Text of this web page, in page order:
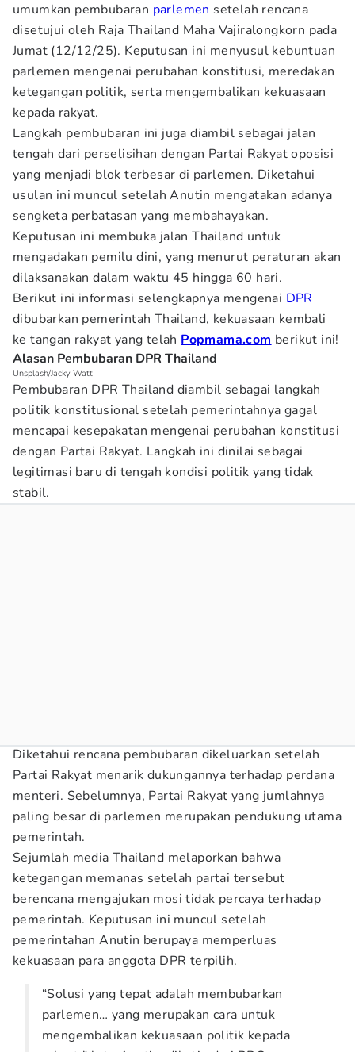
umumkan pembubaran parlemen setelah rencana
disetujui oleh Raja Thailand Maha Vajiralongkorn pada
Jumat (12/12/25). Keputusan ini menyusul kebuntuan
parlemen mengenai perubahan konstitusi, meredakan
ketegangan politik, serta mengembalikan kekuasaan
kepada rakyat.
Langkah pembubaran ini juga diambil sebagai jalan
tengah dari perselisihan dengan Partai Rakyat oposisi
yang menjadi blok terbesar di parlemen. Diketahui
usulan ini muncul setelah Anutin mengatakan adanya
sengketa perbatasan yang membahayakan.
Keputusan ini membuka jalan Thailand untuk
mengadakan pemilu dini, yang menurut peraturan akan
dilaksanakan dalam waktu 45 hingga 60 hari.
Berikut ini informasi selengkapnya mengenai DPR
dibubarkan pemerintah Thailand, kekuasaan kembali
ke tangan rakyat yang telah Popmama.com berikut ini!
Alasan Pembubaran DPR Thailand
Unsplash/Jacky Watt
Pembubaran DPR Thailand diambil sebagai langkah
politik konstitusional setelah pemerintahnya gagal
mencapai kesepakatan mengenai perubahan konstitusi
dengan Partai Rakyat. Langkah ini dinilai sebagai
legitimasi baru di tengah kondisi politik yang tidak
stabil.
Diketahui rencana pembubaran dikeluarkan setelah
Partai Rakyat menarik dukungannya terhadap perdana
menteri. Sebelumnya, Partai Rakyat yang jumlahnya
paling besar di parlemen merupakan pendukung utama
pemerintah.
Sejumlah media Thailand melaporkan bahwa
ketegangan memanas setelah partai tersebut
berencana mengajukan mosi tidak percaya terhadap
pemerintah. Keputusan ini muncul setelah
pemerintahan Anutin berupaya memperluas
kekuasaan para anggota DPR terpilih.
“Solusi yang tepat adalah membubarkan
parlemen… yang merupakan cara untuk
mengembalikan kekuasaan politik kepada